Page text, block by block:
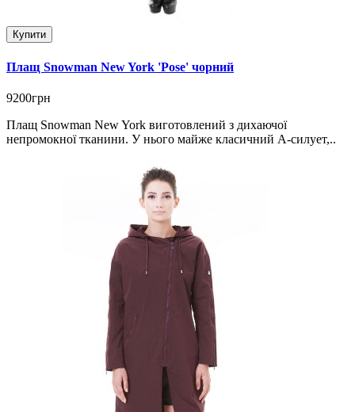
Купити
Плащ Snowman New York 'Pose' чорний
9200грн
Плащ Snowman New York виготовлений з дихаючої
непромокної тканини. У нього майже класичний А-силует,..